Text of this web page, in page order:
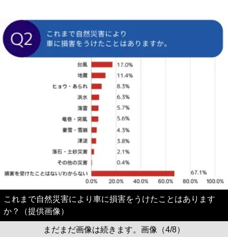
これまで自然災害により車に損害をうけたことはあります
か？（提供画像）
まだまだ画像は続きます。画像（4/8）